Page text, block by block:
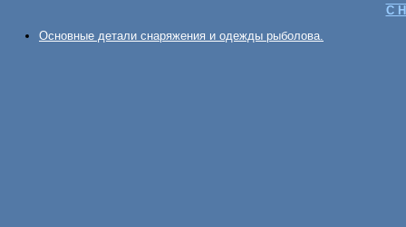
С
Основные детали снаряжения и одежды рыболова.